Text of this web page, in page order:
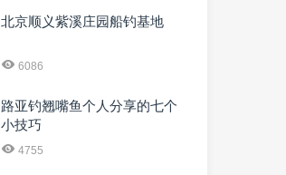
北京顺义紫溪庄园船钓基地
6086
路亚钓翘嘴鱼个人分享的七个
小技巧
4755